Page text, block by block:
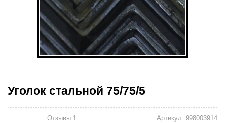
Уголок стальной 75/75/5
Отзывы 1 Артикул: 998003914